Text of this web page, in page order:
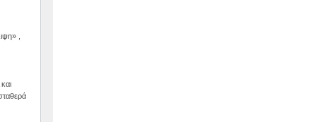
,